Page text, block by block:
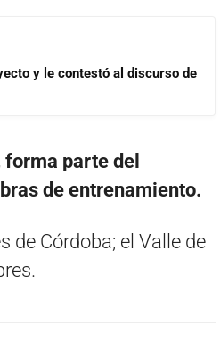
y le contestó al discurso de
parte del
de entrenamiento.
de Córdoba; el Valle de